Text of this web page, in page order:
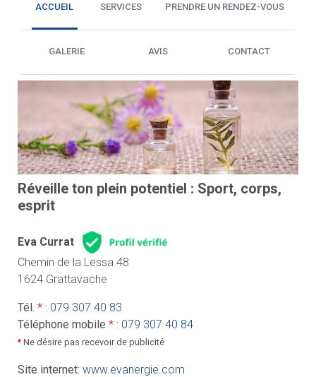
ACCUEIL SERVICES PRENDRE UN RENDEZ-VOUS
GALERIE AVIS CONTACT
Réveille ton plein potentiel : Sport, corps,
esprit
Eva Currat
Chemin de la Lessa 48
1624 Grattavache
Tél. *: 079 307 40 83
Téléphone mobile *: 079 307 40 84
*Ne désire pas recevoir de publicité
Site internet: www.evanergie.com